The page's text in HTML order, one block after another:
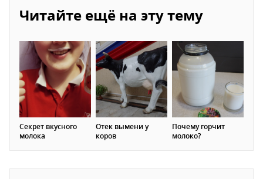
Читайте ещё на эту тему
Секрет вкусного
молока
Отек вымени у
коров
Почему горчит
молоко?